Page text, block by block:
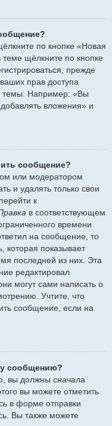
по кнопке «Новая
щёлкните по кнопке
прежде
прав доступа
темы. Например: «Вы
вложения» и
сообщение?
или модератором
и удалять только свои
к
в соответствующем
времени
на сообщение, то
которая показывает
последней из них. Эта
редактировал
могут сами написать о
Учтите, что
сообщение, если на
сообщению?
вы должны сначала
вы можете отметить
в форме отправки
Вы также можете